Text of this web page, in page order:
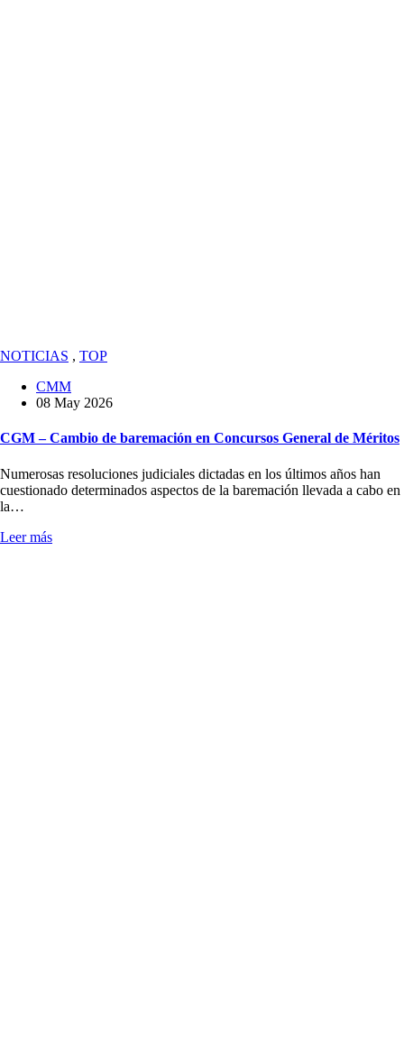
NOTICIAS , TOP
CMM
08 May 2026
CGM – Cambio de baremación en Concursos General de Méritos
Numerosas resoluciones judiciales dictadas en los últimos años han
cuestionado determinados aspectos de la baremación llevada a cabo en
la…
Leer más